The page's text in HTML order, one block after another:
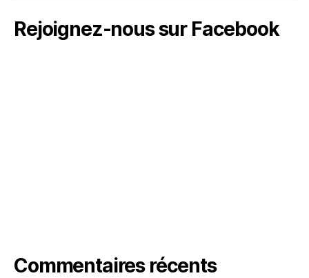
Rejoignez-nous sur Facebook
Commentaires récents